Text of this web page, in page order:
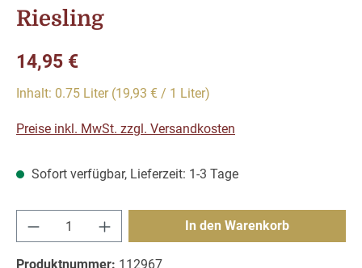
Riesling
Regulärer Preis:
14,95 €
Inhalt: 0.75 Liter (19,93 € / 1 Liter)
Preise inkl. MwSt. zzgl. Versandkosten
Sofort verfügbar, Lieferzeit: 1-3 Tage
Produkt Anzahl: Gib den gewünschten
In den Warenkorb
Produktnummer: 112967